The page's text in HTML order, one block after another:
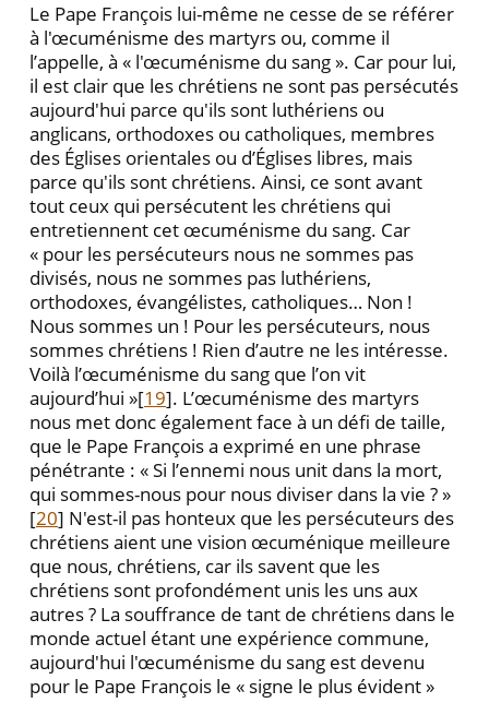
Le Pape François lui-même ne cesse de se référer
à l'œcuménisme des martyrs ou, comme il
l’appelle, à « l'œcuménisme du sang ». Car pour lui,
il est clair que les chrétiens ne sont pas persécutés
aujourd'hui parce qu'ils sont luthériens ou
anglicans, orthodoxes ou catholiques, membres
des Églises orientales ou d’Églises libres, mais
parce qu'ils sont chrétiens. Ainsi, ce sont avant
tout ceux qui persécutent les chrétiens qui
entretiennent cet œcuménisme du sang. Car
« pour les persécuteurs nous ne sommes pas
divisés, nous ne sommes pas luthériens,
orthodoxes, évangélistes, catholiques… Non !
Nous sommes un ! Pour les persécuteurs, nous
sommes chrétiens ! Rien d’autre ne les intéresse.
Voilà l’œcuménisme du sang que l’on vit
aujourd’hui »[19]. L’œcuménisme des martyrs
nous met donc également face à un défi de taille,
que le Pape François a exprimé en une phrase
pénétrante : « Si l’ennemi nous unit dans la mort,
qui sommes-nous pour nous diviser dans la vie ? »
[20] N'est-il pas honteux que les persécuteurs des
chrétiens aient une vision œcuménique meilleure
que nous, chrétiens, car ils savent que les
chrétiens sont profondément unis les uns aux
autres ? La souffrance de tant de chrétiens dans le
monde actuel étant une expérience commune,
aujourd'hui l'œcuménisme du sang est devenu
pour le Pape François le « signe le plus évident »